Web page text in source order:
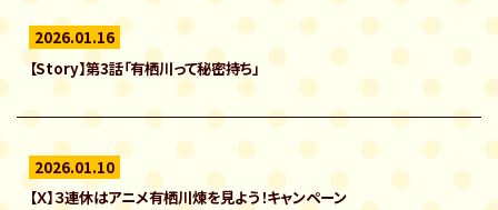
2026.01.16
【Story】第3話「有栖川って秘密持ち」
2026.01.10
【Ｘ】３連休はアニメ有栖川煉を見よう！キャンペーン